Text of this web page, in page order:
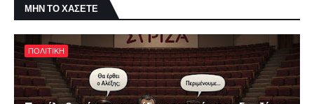
ΜΗΝ ΤΟ ΧΑΣΕΤΕ
ΠΟΛΙΤΙΚΗ